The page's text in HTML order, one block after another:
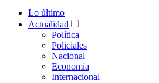
Lo último
Actualidad
Política
Policiales
Nacional
Economía
Internacional